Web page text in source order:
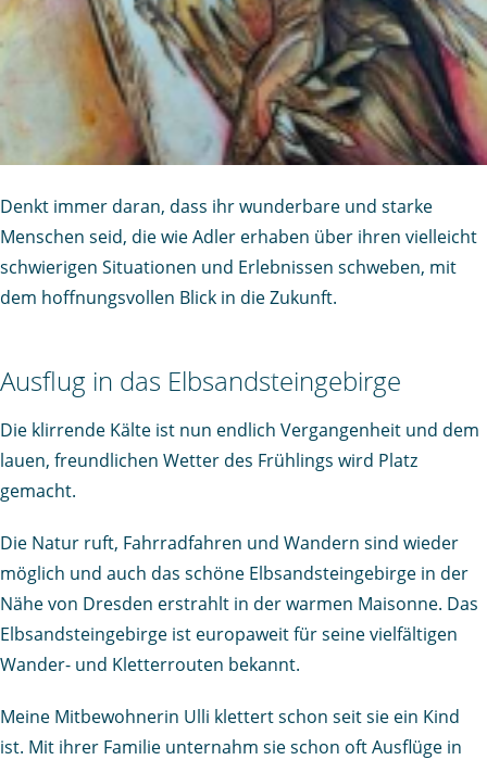
Denkt immer daran, dass ihr wunderbare und starke
Menschen seid, die wie Adler erhaben über ihren vielleicht
schwierigen Situationen und Erlebnissen schweben, mit
dem hoffnungsvollen Blick in die Zukunft.
Ausflug in das Elbsandsteingebirge
Die klirrende Kälte ist nun endlich Vergangenheit und dem
lauen, freundlichen Wetter des Frühlings wird Platz
gemacht.
Die Natur ruft, Fahrradfahren und Wandern sind wieder
möglich und auch das schöne Elbsandsteingebirge in der
Nähe von Dresden erstrahlt in der warmen Maisonne. Das
Elbsandsteingebirge ist europaweit für seine vielfältigen
Wander- und Kletterrouten bekannt.
Meine Mitbewohnerin Ulli klettert schon seit sie ein Kind
ist. Mit ihrer Familie unternahm sie schon oft Ausflüge in